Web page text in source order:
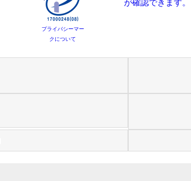
プライバシーマー
クについて